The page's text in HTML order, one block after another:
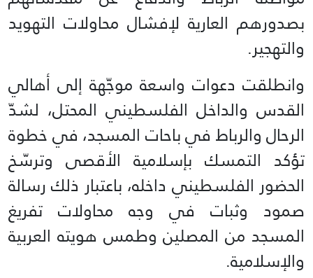
بصدورهم العارية لإفشال محاولات التهويد
والتهجير.
وانطلقت دعوات واسعة موجّهة إلى أهالي
القدس والداخل الفلسطيني المحتل، لشدّ
الرحال والرباط في باحات المسجد، في خطوة
تؤكد التمسك بإسلامية الأقصى وترسّخ
الحضور الفلسطيني داخله، باعتبار ذلك رسالة
صمود وثبات في وجه محاولات تفريغ
المسجد من المصلين وطمس هويته العربية
والإسلامية.